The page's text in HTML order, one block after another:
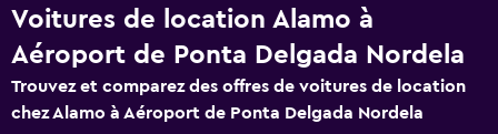
Voitures de location Alamo à
Aéroport de Ponta Delgada Nordela
Trouvez et comparez des offres de voitures de location
chez Alamo à Aéroport de Ponta Delgada Nordela